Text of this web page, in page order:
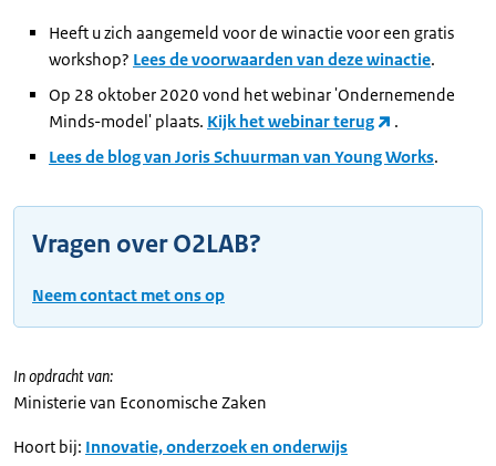
Heeft u zich aangemeld voor de winactie voor een gratis
workshop? Lees de voorwaarden van deze winactie.
Op 28 oktober 2020 vond het webinar 'Ondernemende
Minds-model' plaats. Kijk het webinar terug
.
Lees de blog van Joris Schuurman van Young Works.
Vragen over O2LAB?
Neem contact met ons op
In opdracht van:
Ministerie van Economische Zaken
Hoort bij: Innovatie, onderzoek en onderwijs